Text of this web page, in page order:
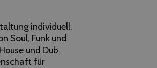
individuell,
Soul, Funk und
und Dub.
für